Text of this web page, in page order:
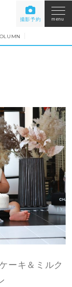
撮影予約 menu
ーキ＆ミルク